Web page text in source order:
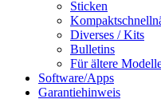
Sticken
Diverses / Kits
Bulletins
Für ältere
Software/Apps
Garantiehinweis